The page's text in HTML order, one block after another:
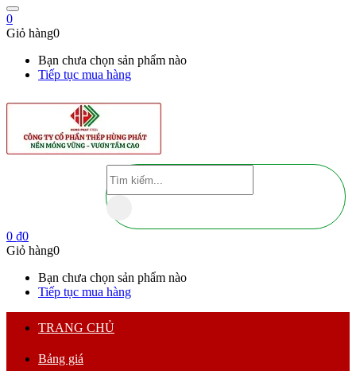
0
Giỏ hàng0
Bạn chưa chọn sản phẩm nào
Tiếp tục mua hàng
0 ₫0
Giỏ hàng0
Bạn chưa chọn sản phẩm nào
Tiếp tục mua hàng
TRANG CHỦ
Bảng giá